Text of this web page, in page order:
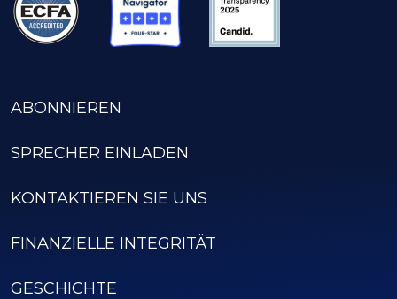
ABONNIEREN
SPRECHER EINLADEN
KONTAKTIEREN SIE UNS
FINANZIELLE INTEGRITÄT
GESCHICHTE